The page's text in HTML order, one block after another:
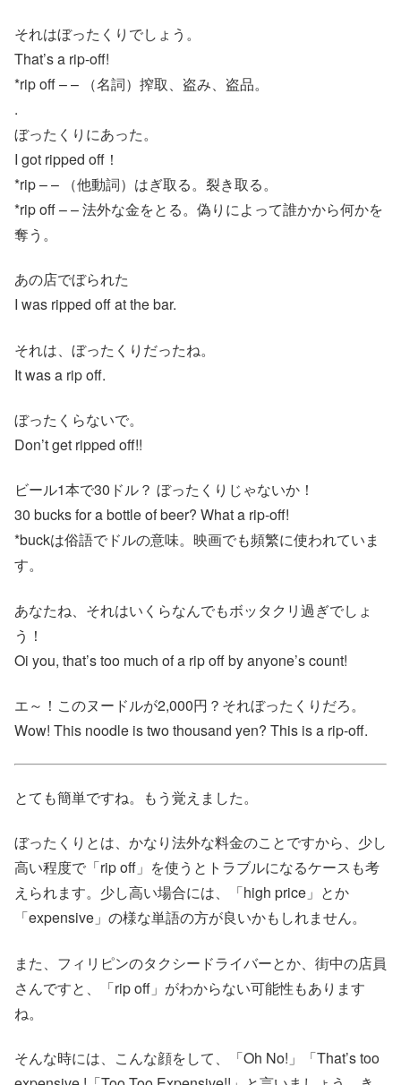
それはぼったくりでしょう。
That’s a rip-off!
*rip off – – （名詞）搾取、盗み、盗品。
.
ぼったくりにあった。
I got ripped off！
*rip – – （他動詞）はぎ取る。裂き取る。
*rip off – – 法外な金をとる。偽りによって誰かから何かを
奪う。
あの店でぼられた
I was ripped off at the bar.
それは、ぼったくりだったね。
It was a rip off.
ぼったくらないで。
Don’t get ripped off!!
ビール1本で30ドル？ ぼったくりじゃないか！
30 bucks for a bottle of beer? What a rip-off!
*buckは俗語でドルの意味。映画でも頻繁に使われていま
す。
あなたね、それはいくらなんでもボッタクリ過ぎでしょ
う！
Oi you, that’s too much of a rip off by anyone’s count!
エ～！このヌードルが2,000円？それぼったくりだろ。
Wow! This noodle is two thousand yen? This is a rip-off.
とても簡単ですね。もう覚えました。
ぼったくりとは、かなり法外な料金のことですから、少し
高い程度で「rip off」を使うとトラブルになるケースも考
えられます。少し高い場合には、「high price」とか
「expensive」の様な単語の方が良いかもしれません。
また、フィリピンのタクシードライバーとか、街中の店員
さんですと、「rip off」がわからない可能性もあります
ね。
そんな時には、こんな顔をして、「Oh No!」「That’s too